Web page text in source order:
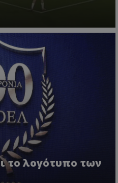
το λογότυπο των